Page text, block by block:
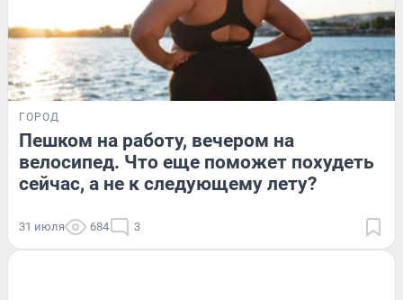
ГОРОД
Пешком на работу, вечером на
велосипед. Что еще поможет похудеть
сейчас, а не к следующему лету?
31 июля 684 3